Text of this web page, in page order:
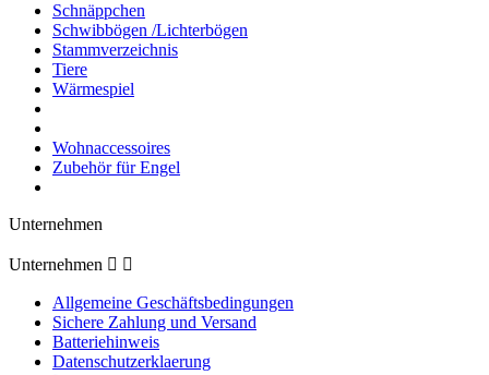
Schnäppchen
Schwibbögen /Lichterbögen
Stammverzeichnis
Tiere
Wärmespiel
Wohnaccessoires
Zubehör für Engel
Unternehmen
Unternehmen  
Allgemeine Geschäftsbedingungen
Sichere Zahlung und Versand
Batteriehinweis
Datenschutzerklaerung